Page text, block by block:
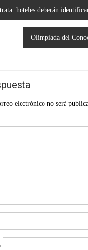
hoteles deberán
Olimpiada del
electrónico no será